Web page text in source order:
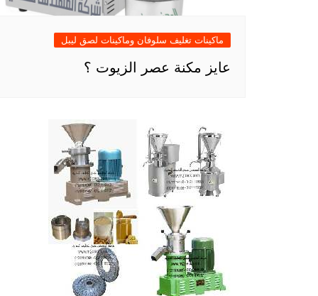
ماكينات تغليف سلوفان وماكينات لصق ليبل
عايز مكنة عصر الزيوت ؟